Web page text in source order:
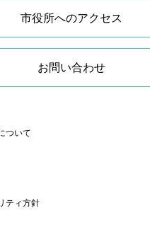
市役所へのアクセス
お問い合わせ
ついて
ティ方針